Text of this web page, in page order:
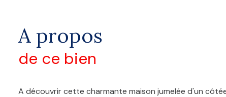
A propos
de ce bien
A découvrir cette charmante maison jumelée d'un